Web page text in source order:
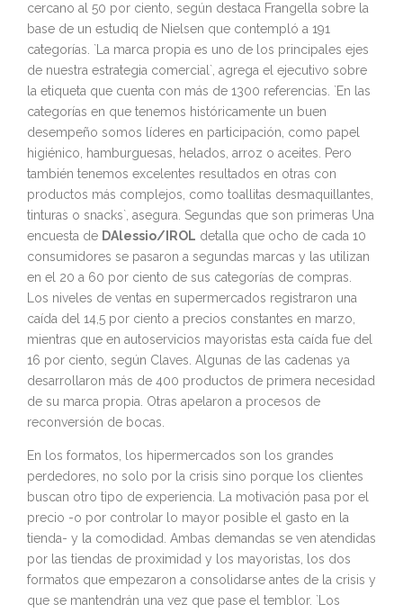
cercano al 50 por ciento, según destaca Frangella sobre la
base de un estudiq de Nielsen que contempló a 191
categorías. `La marca propia es uno de los principales ejes
de nuestra estrategia comercial`, agrega el ejecutivo sobre
la etiqueta que cuenta con más de 1300 referencias. `En las
categorías en que tenemos históricamente un buen
desempeño somos líderes en participación, como papel
higiénico, hamburguesas, helados, arroz o aceites. Pero
también tenemos excelentes resultados en otras con
productos más complejos, como toallitas desmaquillantes,
tinturas o snacks`, asegura. Segundas que son primeras Una
encuesta de DAlessio/IROL detalla que ocho de cada 10
consumidores se pasaron a segundas marcas y las utilizan
en el 20 a 60 por ciento de sus categorías de compras.
Los niveles de ventas en supermercados registraron una
caída del 14,5 por ciento a precios constantes en marzo,
mientras que en autoservicios mayoristas esta caída fue del
16 por ciento, según Claves. Algunas de las cadenas ya
desarrollaron más de 400 productos de primera necesidad
de su marca propia. Otras apelaron a procesos de
reconversión de bocas.
En los formatos, los hipermercados son los grandes
perdedores, no solo por la crisis sino porque los clientes
buscan otro tipo de experiencia. La motivación pasa por el
precio -o por controlar lo mayor posible el gasto en la
tienda- y la comodidad. Ambas demandas se ven atendidas
por las tiendas de proximidad y los mayoristas, los dos
formatos que empezaron a consolidarse antes de la crisis y
que se mantendrán una vez que pase el temblor. `Los